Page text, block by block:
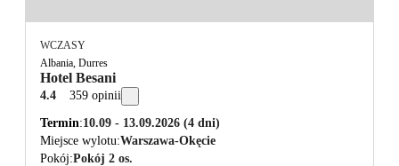
WCZASY
Albania, Durres
Hotel Besani
4.4 359 opinii
Termin 10.09 - 13.09.2026 (4 dni)
Miejsce wylotu Warszawa-Okęcie
Pokój Pokój 2 os.